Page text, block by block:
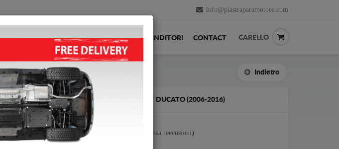
info@piastraparamotore.com
HOME CONSEGNARE FEEDBACK RIVENDITORI CONTACT CARELLO
Indietro
PIASTRA PARAMOTORE DI ACCIAIO FIAT DUCATO (2006-2016)
4.56 out of5stars based on Visualizza recensioni).
Codice del prodotto: 30.027